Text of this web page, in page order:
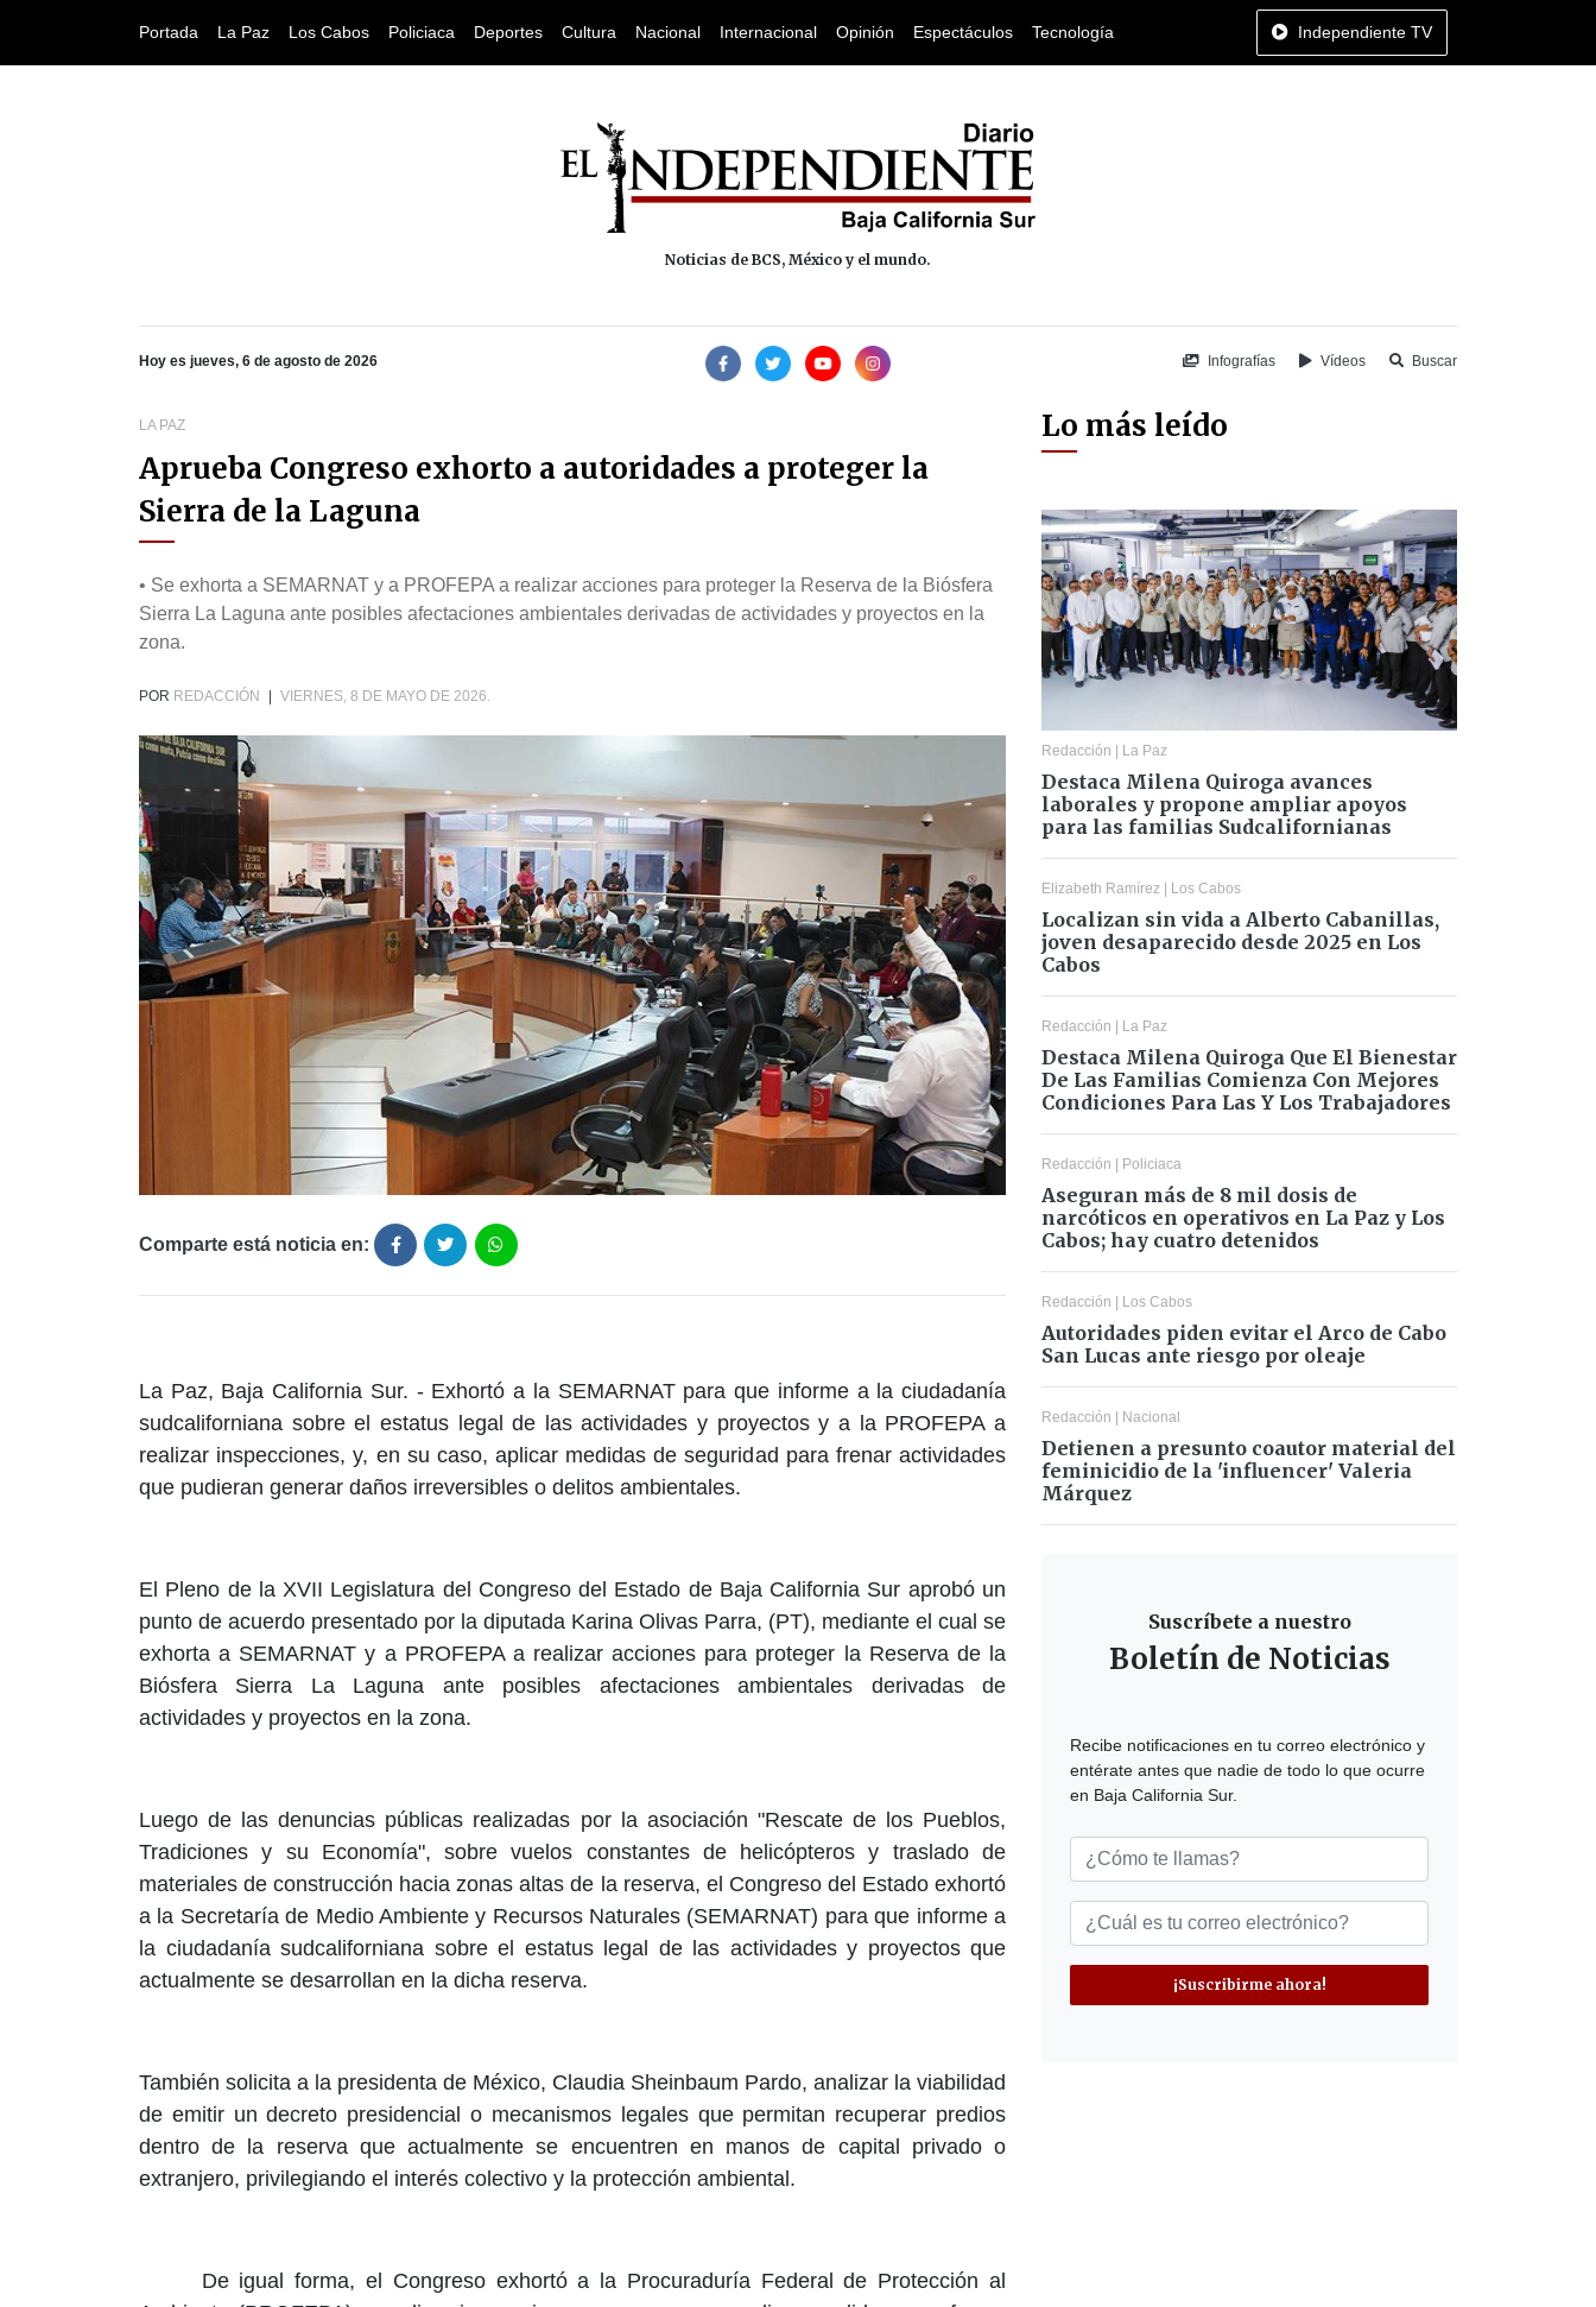
Portada La Paz Los Cabos Policiaca Deportes Cultura Nacional Internacional Opinión Espectáculos Tecnología Independiente TV
Noticias de BCS, México y el mundo.
Hoy es jueves, 6 de agosto de 2026 Infografías Vídeos Buscar
LA PAZ
Aprueba Congreso exhorto a autoridades a proteger la
Sierra de la Laguna
• Se exhorta a SEMARNAT y a PROFEPA a realizar acciones para proteger la Reserva de la Biósfera
Sierra La Laguna ante posibles afectaciones ambientales derivadas de actividades y proyectos en la
zona.
POR REDACCIÓN VIERNES, 8 DE MAYO DE 2026.
Comparte está noticia en:
La Paz, Baja California Sur. - Exhortó a la SEMARNAT para que informe a la ciudadanía
sudcaliforniana sobre el estatus legal de las actividades y proyectos y a la PROFEPA a
realizar inspecciones, y, en su caso, aplicar medidas de seguridad para frenar actividades
que pudieran generar daños irreversibles o delitos ambientales.
El Pleno de la XVII Legislatura del Congreso del Estado de Baja California Sur aprobó un
punto de acuerdo presentado por la diputada Karina Olivas Parra, (PT), mediante el cual se
exhorta a SEMARNAT y a PROFEPA a realizar acciones para proteger la Reserva de la
Biósfera Sierra La Laguna ante posibles afectaciones ambientales derivadas de
actividades y proyectos en la zona.
Luego de las denuncias públicas realizadas por la asociación "Rescate de los Pueblos,
Tradiciones y su Economía", sobre vuelos constantes de helicópteros y traslado de
materiales de construcción hacia zonas altas de la reserva, el Congreso del Estado exhortó
a la Secretaría de Medio Ambiente y Recursos Naturales (SEMARNAT) para que informe a
la ciudadanía sudcaliforniana sobre el estatus legal de las actividades y proyectos que
actualmente se desarrollan en la dicha reserva.
También solicita a la presidenta de México, Claudia Sheinbaum Pardo, analizar la viabilidad
de emitir un decreto presidencial o mecanismos legales que permitan recuperar predios
dentro de la reserva que actualmente se encuentren en manos de capital privado o
extranjero, privilegiando el interés colectivo y la protección ambiental.
De igual forma, el Congreso exhortó a la Procuraduría Federal de Protección al
Lo más leído
Redacción | La Paz
Destaca Milena Quiroga avances
laborales y propone ampliar apoyos
para las familias Sudcalifornianas
Elizabeth Ramírez | Los Cabos
Localizan sin vida a Alberto Cabanillas,
joven desaparecido desde 2025 en Los
Cabos
Redacción | La Paz
Destaca Milena Quiroga Que El Bienestar
De Las Familias Comienza Con Mejores
Condiciones Para Las Y Los Trabajadores
Redacción | Policiaca
Aseguran más de 8 mil dosis de
narcóticos en operativos en La Paz y Los
Cabos; hay cuatro detenidos
Redacción | Los Cabos
Autoridades piden evitar el Arco de Cabo
San Lucas ante riesgo por oleaje
Redacción | Nacional
Detienen a presunto coautor material del
feminicidio de la 'influencer' Valeria
Márquez
Suscríbete a nuestro
Boletín de Noticias
Recibe notificaciones en tu correo electrónico y
entérate antes que nadie de todo lo que ocurre
en Baja California Sur.
¡Suscribirme ahora!